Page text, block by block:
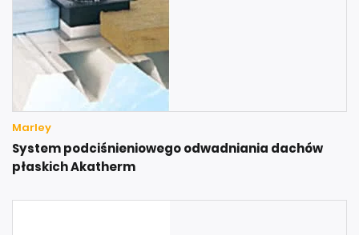
Marley
System podciśnieniowego odwadniania dachów
płaskich Akatherm